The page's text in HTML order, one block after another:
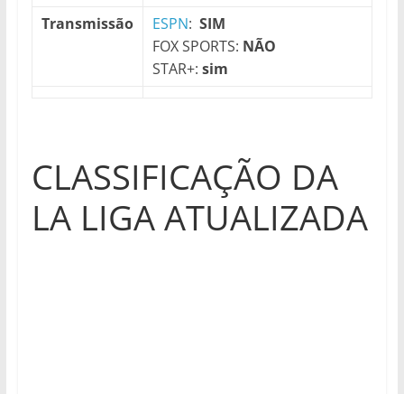
Transmissão
ESPN: SIM
FOX SPORTS: NÃO
STAR+: sim
CLASSIFICAÇÃO DA
LA LIGA ATUALIZADA